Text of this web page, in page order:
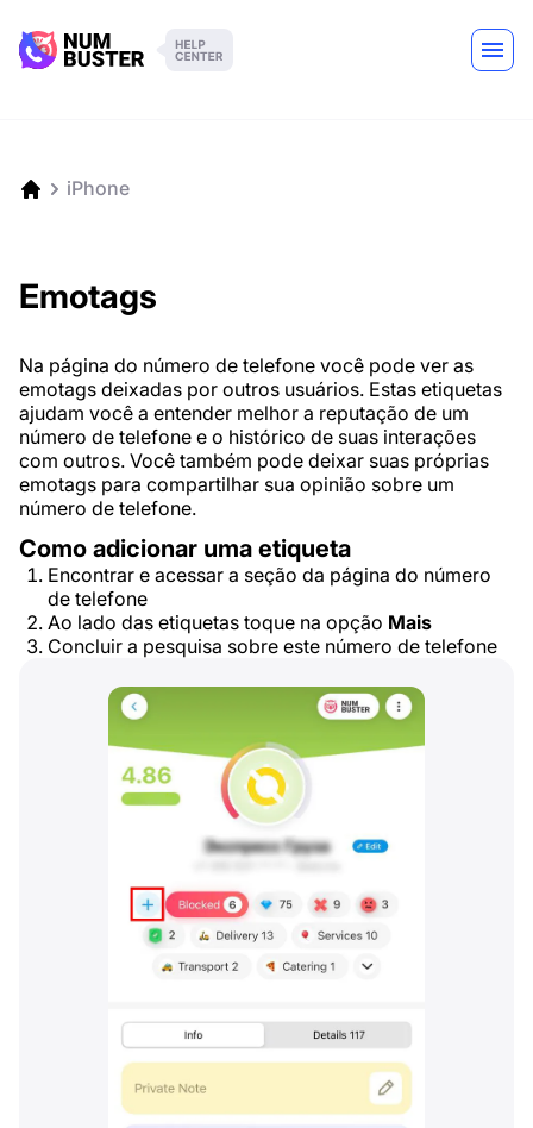
iPhone
Emotags
Na página do número de telefone você pode ver as
emotags deixadas por outros usuários. Estas etiquetas
ajudam você a entender melhor a reputação de um
número de telefone e o histórico de suas interações
com outros. Você também pode deixar suas próprias
emotags para compartilhar sua opinião sobre um
número de telefone.
Como adicionar uma etiqueta
Encontrar e acessar a seção da página do número
de telefone
Ao lado das etiquetas toque na opção Mais
Concluir a pesquisa sobre este número de telefone